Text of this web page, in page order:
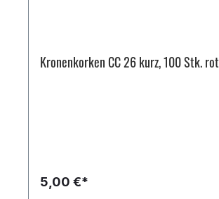
Kronenkorken CC 26 kurz, 100 Stk. rot
5,00 €*